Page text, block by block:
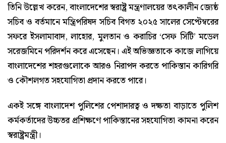
তিনি উল্লেখ করেন, বাংলাদেশের স্বরাষ্ট্র মন্ত্রণালয়ের তৎকালীন জ্যেষ্ঠ
সচিব ও বর্তমানে মন্ত্রিপরিষদ সচিব বিগত ২০২৫ সালের সেপ্টেম্বরের
সফরে ইসলামাবাদ, লাহোর, মুলতান ও করাচির ‘সেফ সিটি’ মডেল
সরেজমিনে পরিদর্শন করে এসেছেন। এই অভিজ্ঞতাকে কাজে লাগিয়ে
বাংলাদেশের শহরগুলোকে আরও নিরাপদ করতে পাকিস্তান কারিগরি
ও কৌশলগত সহযোগিতা প্রদান করতে পারে।
একই সঙ্গে বাংলাদেশ পুলিশের পেশাদারত্ব ও দক্ষতা বাড়াতে পুলিশ
কর্মকর্তাদের উচ্চতর প্রশিক্ষণে পাকিস্তানের সহযোগিতা কামনা করেন
স্বরাষ্ট্রমন্ত্রী।